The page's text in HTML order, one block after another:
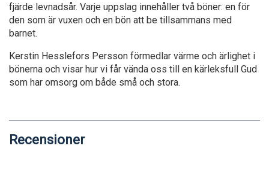
fjärde levnadsår. Varje uppslag innehåller två böner: en för
den som är vuxen och en bön att be tillsammans med
barnet.
Kerstin Hesslefors Persson förmedlar värme och ärlighet i
bönerna och visar hur vi får vända oss till en kärleksfull Gud
som har omsorg om både små och stora.
Recensioner